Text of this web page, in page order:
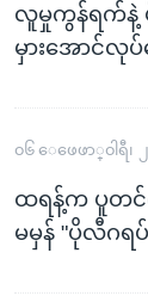
လူမှုကွန်ရက်နဲ့
မှားအောင်လု
၀၆ ေဖေဖာ္၀ါရီ၊
ထရန့်က ပူတင်
မမှန် "ပိုလီဂရ